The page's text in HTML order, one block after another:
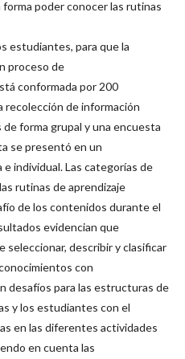
poder conocer las rutinas
estudiantes, para que la
proceso de
conformada por 200
recolección de información
forma grupal y una encuesta
se presentó en un
individual. Las categorías de
rutinas de aprendizaje
de los contenidos durante el
evidencian que
seleccionar, describir y clasificar
con
desafíos para las estructuras de
y los estudiantes con el
en las diferentes actividades
en cuenta las